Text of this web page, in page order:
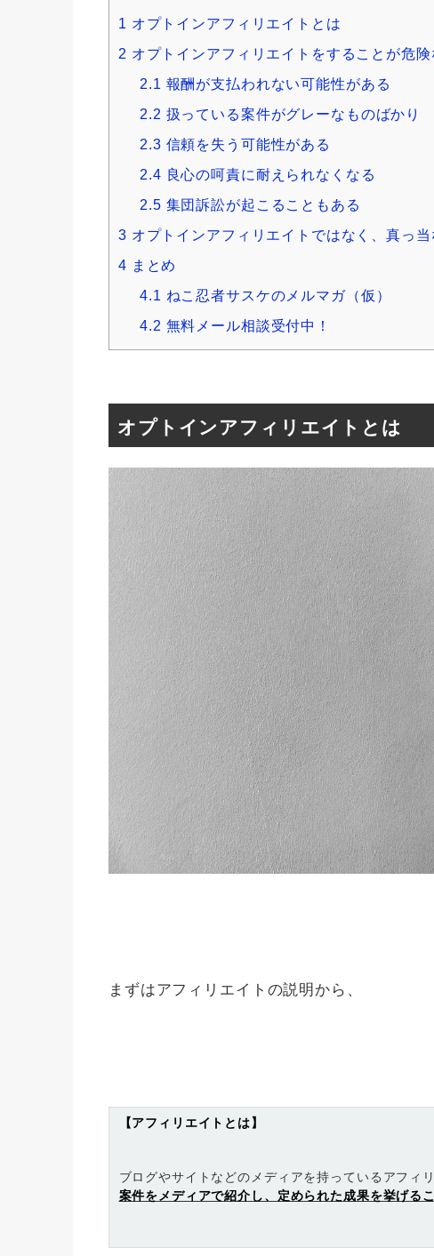
1 オプトインアフィリエイトとは
2 オプトインアフィリエイトをすることが危険
2.1 報酬が支払われない可能性がある
2.2 扱っている案件がグレーなものばかり
2.3 信頼を失う可能性がある
2.4 良心の呵責に耐えられなくなる
2.5 集団訴訟が起こることもある
3 オプトインアフィリエイトではなく、真っ
4 まとめ
4.1 ねこ忍者サスケのメルマガ（仮）
4.2 無料メール相談受付中！
オプトインアフィリエイトとは
まずはアフィリエイトの説明から、
【アフィリエイトとは】
ブログやサイトなどのメディアを持っているアフィ
案件をメディアで紹介し、定められた成果を挙げる